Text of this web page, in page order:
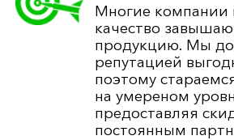
Многие компании
качество
продукцию. Мы
репутацией
поэтому
на умереном
предоставляя
постоянным